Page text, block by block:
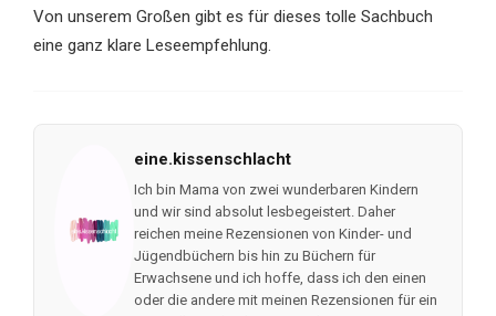
Von unserem Großen gibt es für dieses tolle Sachbuch
eine ganz klare Leseempfehlung.
eine.kissenschlacht
Ich bin Mama von zwei wunderbaren Kindern
und wir sind absolut lesbegeistert. Daher
reichen meine Rezensionen von Kinder- und
Jügendbüchern bis hin zu Büchern für
Erwachsene und ich hoffe, dass ich den einen
oder die andere mit meinen Rezensionen für ein